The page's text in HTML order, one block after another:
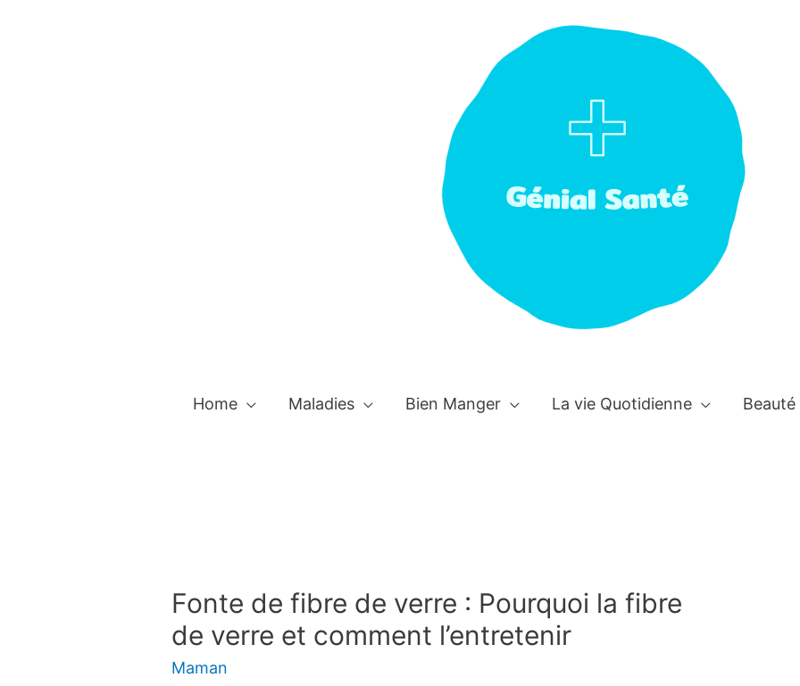
Home Maladies Bien Manger La vie Quotidienne Beauté
Fonte de fibre de verre : Pourquoi la fibre
de verre et comment l’entretenir
Maman